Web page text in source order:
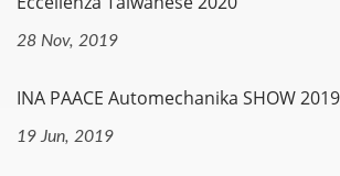
28 Nov, 2019
INA PAACE Automechanika SHOW
19 Jun, 2019